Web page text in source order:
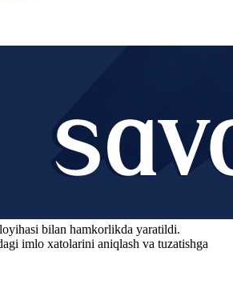
loyihasi bilan hamkorlikda yaratildi.
imlo xatolarini aniqlash va tuzatishga